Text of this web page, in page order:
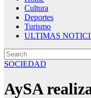
Cultura
Deportes
Turismo
ULTIMAS
SOCIEDAD
AySA